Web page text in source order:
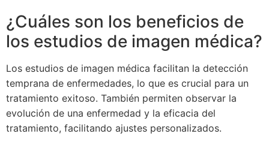
¿Cuáles son los beneficios de
los estudios de imagen médica?
Los estudios de imagen médica facilitan la detección
temprana de enfermedades, lo que es crucial para un
tratamiento exitoso. También permiten observar la
evolución de una enfermedad y la eficacia del
tratamiento, facilitando ajustes personalizados.